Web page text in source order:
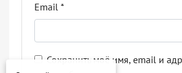
Email *
Сохранить моё имя, email и